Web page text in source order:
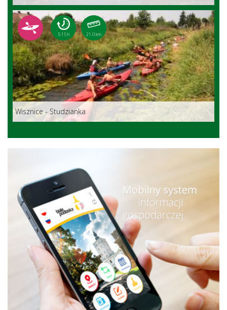
5:15 h 21.0 km
Wisznice - Studzianka